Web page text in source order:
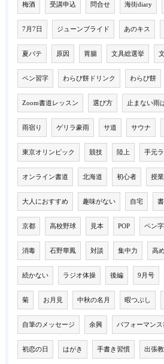
梅酒 受講申込 問合せ 海街diary
7月7日 ジューンブライド あのキス
夏バテ 原因 胃腸 文具総選挙
ペン習字 わらび餅ドリンク わらび餅
Zoom書道レッスン 選び方 止まない雨
雨宿り ゲリラ豪雨 サ道 サウナ
東京オリンピック 競技 陸上 手元
オンライン書道 北海道 初心者 授業
大人におすすめ 趣味がない 自宅
京都 高校野球 見本 POP ペン
消毒 石野華鳳 対談 集中力 高
続かない ラジオ体操 後編 9月号
菊 お月見 中秋の名月 暇つぶし
自筆のメッセージ 余興 パフォーマンス
初恋の日 はがき 手書き習慣 出張